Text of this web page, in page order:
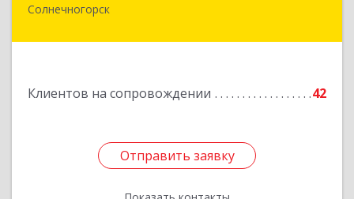
Солнечногорск
Клиентов на сопровождении 42
Отправить заявку
Отправить заявку